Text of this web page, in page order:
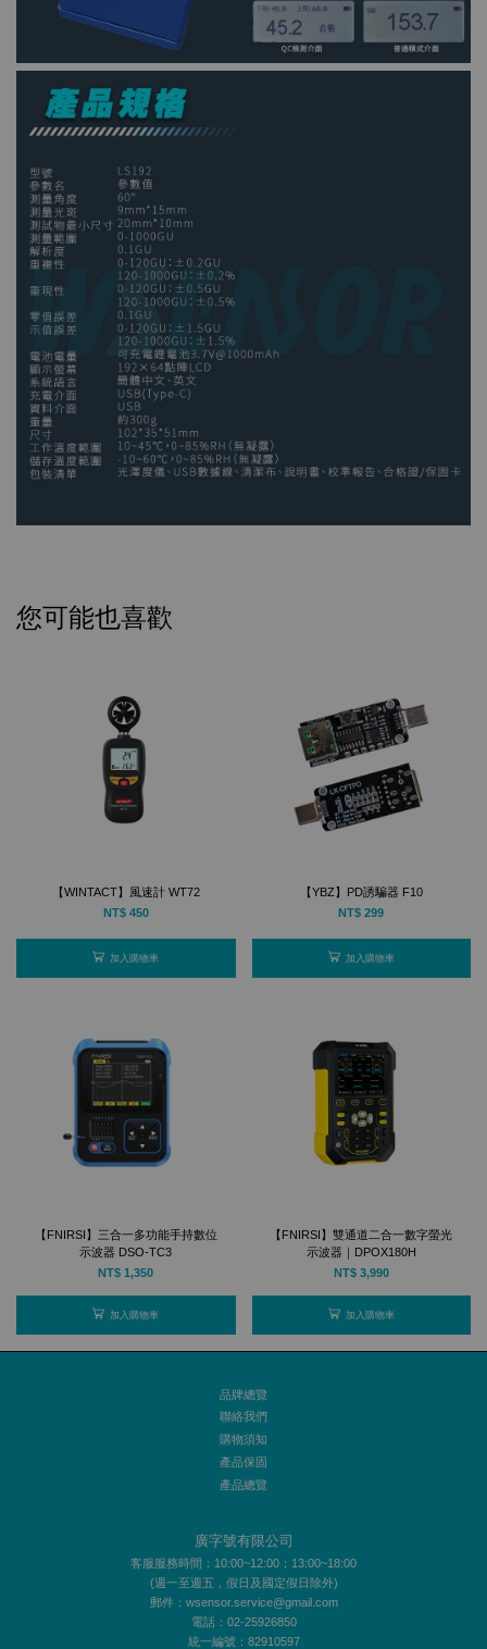
您可能也喜歡
【WINTACT】風速計 WT72
NT$ 450
加入購物車
【YBZ】PD誘騙器 F10
NT$ 299
加入購物車
【FNIRSI】三合一多功能手持數位
示波器 DSO-TC3
NT$ 1,350
加入購物車
【FNIRSI】雙通道二合一數字螢光
示波器｜DPOX180H
NT$ 3,990
加入購物車
品牌總覽
聯絡我們
購物須知
產品保固
產品總覽
廣字號有限公司
客服服務時間：10:00~12:00；13:00~18:00
(週一至週五，假日及國定假日除外)
郵件：wsensor.service@gmail.com
電話：02-25926850
統一編號：82910597